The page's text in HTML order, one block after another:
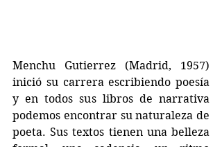
Menchu Gutierrez (Madrid, 1957)
inició su carrera escribiendo poesía
y en todos sus libros de narrativa
podemos encontrar su naturaleza de
poeta. Sus textos tienen una belleza